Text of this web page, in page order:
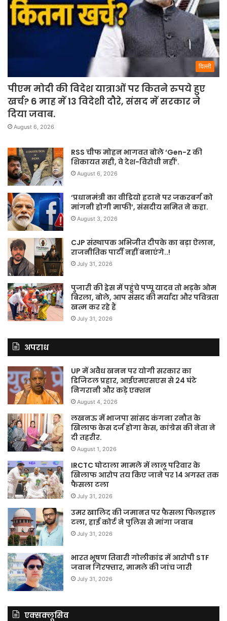
दिल्ली
पीएम मोदी की विदेश यात्राओं पर कितने रुपये हुए
खर्च? 6 माह में 13 विदेशी दौरे, संसद में सरकार ने
दिया जवाब.
August 6, 2026
RSS चीफ मोहन भागवत बोले ‘Gen-Z की
शिकायत सही, वे देश-विरोधी नहीं’.
August 6, 2026
‘प्रधानमंत्री का वीडियो हटाने पर जकरबर्ग को
मांगनी होगी माफी’, संसदीय समित ने कहा.
August 3, 2026
CJP संस्थापक अभिजीत दीपके का बड़ा ऐलान,
राजनीतिक पार्टी नहीं बनाएंगे..!
July 31, 2026
पुजारी की ड्रेस में पहुंचे पप्पू यादव तो भड़के ओम
बिरला, बोले, आप संसद की मर्यादा और पवित्रता
खत्म कर रहे हैं
July 31, 2026
अपराध
UP में अवैध खनन पर योगी सरकार का
डिजिटल प्रहार, आईएमएसएस से 24 घंटे
निगरानी और कड़े एक्शन
August 4, 2026
लखनऊ में भाजपा सांसद कंगना रनौत के
खिलाफ केस दर्ज होगा केस, कांग्रेस की नेता ने
दी तहरीर.
August 1, 2026
IRCTC घोटाला मामले में लालू परिवार के
खिलाफ आरोप तय किए जाने पर 14 अगस्त तक
फैसला टला
July 31, 2026
उमर खालिद की जमानत पर फैसला फिलहाल
टला, हाई कोर्ट ने पुलिस से मांगा जवाब
July 31, 2026
भारत भूषण तिवारी गोलीकांड में आरोपी STF
जवान गिरफ्तार, मामले की जांच जारी
July 31, 2026
एक्सक्लूसिव